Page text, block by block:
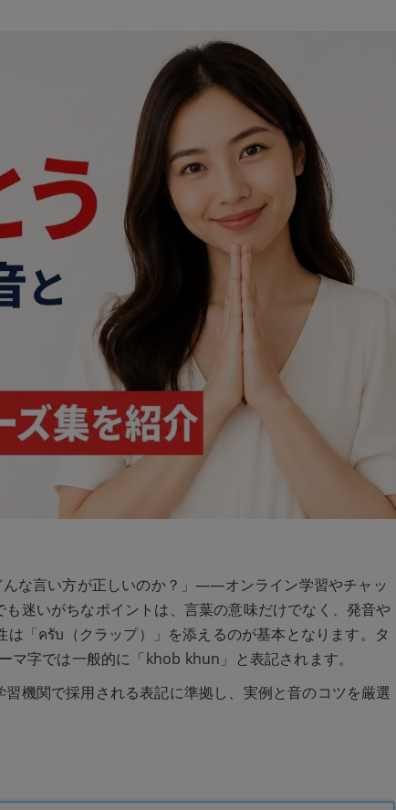
んな言い方が正しいのか？」——オンライン学習やチャッ
迷いがちなポイントは、言葉の意味だけでなく、発音や
「ครับ（クラップ）」を添えるのが基本となります。タ
字では一般的に「khob khun」と表記されます。
機関で採用される表記に準拠し、実例と音のコツを厳選